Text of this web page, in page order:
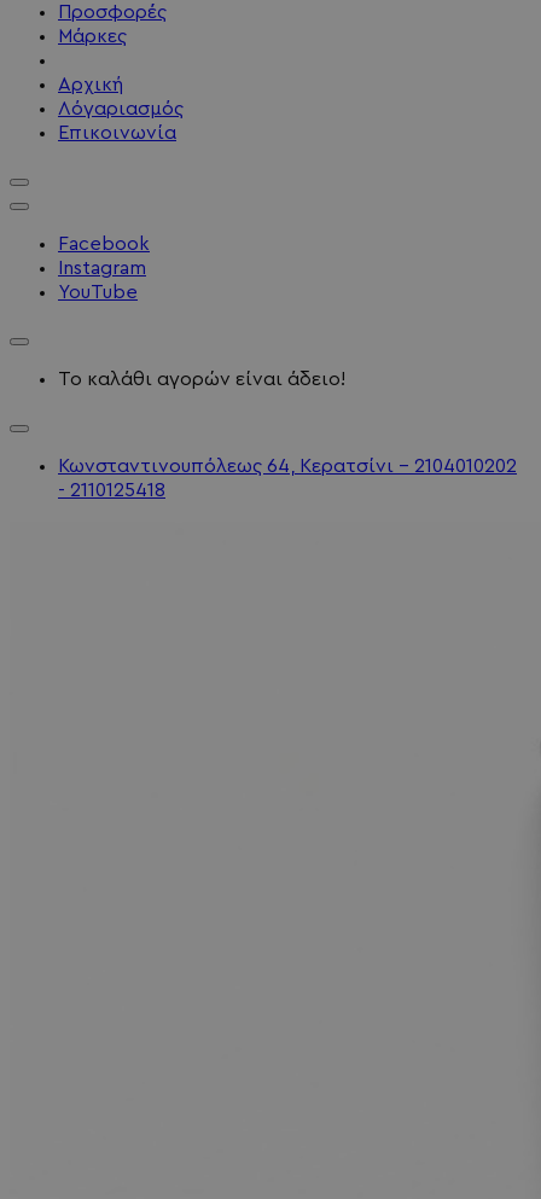
Προσφορές
Μάρκες
Αρχική
Λόγαριασμός
Επικοινωνία
Facebook
Instagram
YouTube
Το καλάθι αγορών είναι άδειο!
Κωνσταντινουπόλεως 64, Κερατσίνι - 2104010202
- 2110125418